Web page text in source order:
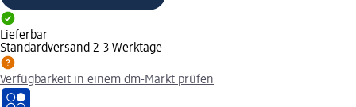
Lieferbar
Standardversand 2-3 Werktage
Verfügbarkeit in einem dm-Markt prüfen